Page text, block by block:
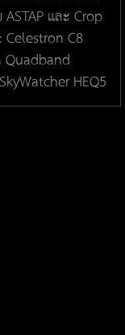
และ Crop
C8
Quadband
HEQ5